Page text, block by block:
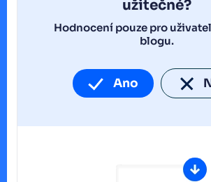
užitečné?
Hodnocení pouze pro
blogu.
Ano